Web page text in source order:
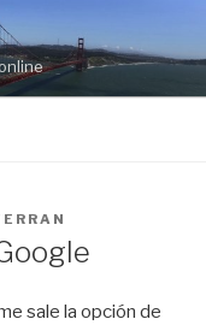
sale la opción de